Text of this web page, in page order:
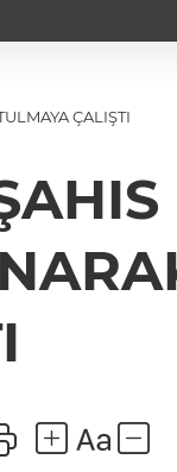
ÇALIŞTI